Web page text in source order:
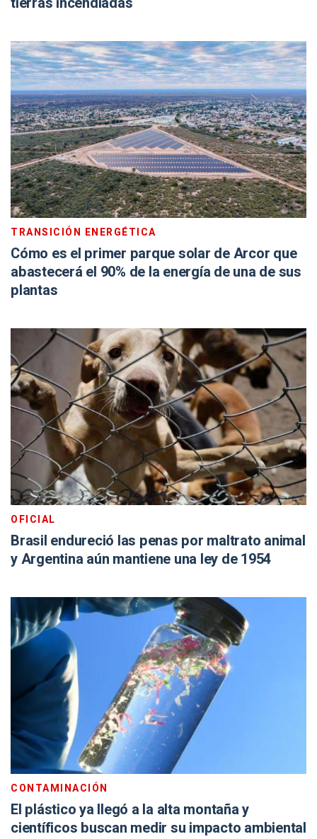
TRANSICIÓN ENERGÉTICA
Cómo es el primer parque solar de Arcor que
abastecerá el 90% de la energía de una de sus
plantas
OFICIAL
Brasil endureció las penas por maltrato animal
y Argentina aún mantiene una ley de 1954
CONTAMINACIÓN
El plástico ya llegó a la alta montaña y
científicos buscan medir su impacto ambiental